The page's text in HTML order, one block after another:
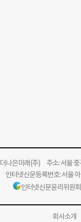
더나은미래(주)주소: 서울 중
인터넷신문등록번호: 서울
인터넷신문윤리위원
회사소개